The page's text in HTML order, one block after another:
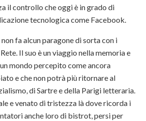
il controllo che oggi è in grado di
tecnologica come Facebook.
fa alcun paragone di sorta con i
Il suo è un viaggio nella memoria e
mondo percepito come ancora
e che non potrà più ritornare al
di Sartre e della Parigi letteraria.
e venato di tristezza là dove ricorda i
anche loro di bistrot, persi per